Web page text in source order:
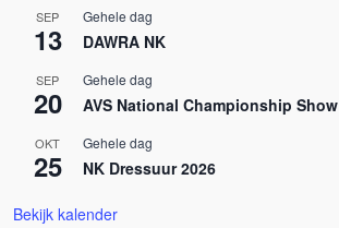
SEP
13
Gehele dag
DAWRA NK
SEP
20
Gehele dag
AVS National Championship Show
OKT
25
Gehele dag
NK Dressuur 2026
Bekijk kalender